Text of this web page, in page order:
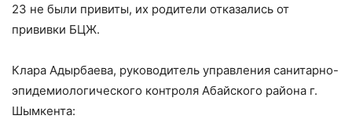
23 не были привиты, их родители отказались от
прививки БЦЖ.
Клара Адырбаева, руководитель управления санитарно-
эпидемиологического контроля Абайского района г.
Шымкента: